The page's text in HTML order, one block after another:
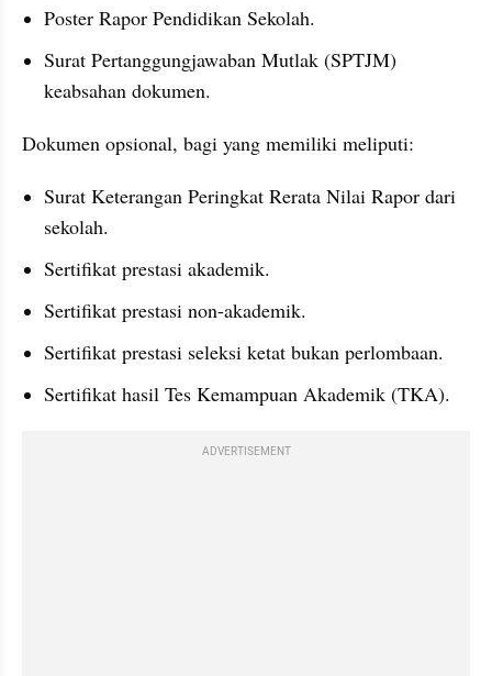
Poster Rapor Pendidikan Sekolah.
Surat Pertanggungjawaban Mutlak (SPTJM)
keabsahan dokumen.
Dokumen opsional, bagi yang memiliki meliputi:
Surat Keterangan Peringkat Rerata Nilai Rapor dari
sekolah.
Sertifikat prestasi akademik.
Sertifikat prestasi non-akademik.
Sertifikat prestasi seleksi ketat bukan perlombaan.
Sertifikat hasil Tes Kemampuan Akademik (TKA).
ADVERTISEMENT